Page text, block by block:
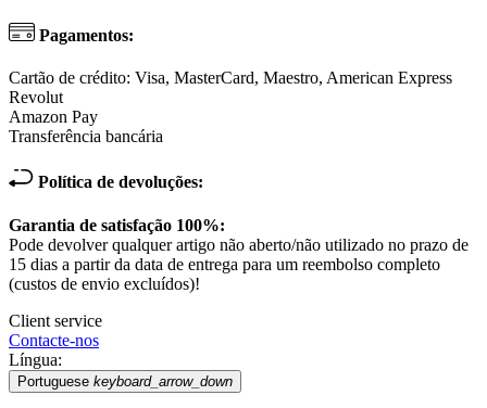
Pagamentos:
Cartão de crédito: Visa, MasterCard, Maestro, American Express
Revolut
Amazon Pay
Transferência bancária
Política de devoluções:
Garantia de satisfação 100%:
Pode devolver qualquer artigo não aberto/não utilizado no prazo de
15 dias a partir da data de entrega para um reembolso completo
(custos de envio excluídos)!
Client service
Contacte-nos
Língua:
Portuguese keyboard_arrow_down